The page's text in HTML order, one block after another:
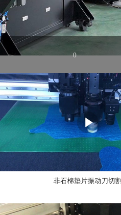
0
非石棉垫片振动刀切割